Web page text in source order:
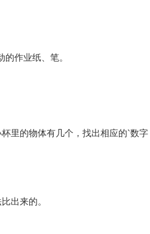
作业纸、笔。
里的物体有几个，找出相应的`数字
出来的。